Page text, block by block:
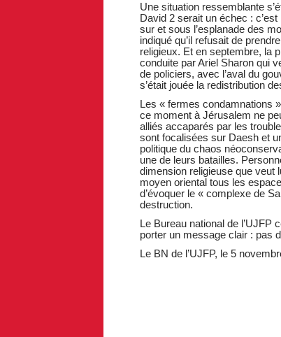
Une situation ressemblante
David 2 serait un échec :
sur et sous l’esplanade des
indiqué qu’il refusait de
religieux. Et en septembre, la
conduite par Ariel Sharon qui
de policiers, avec l’aval du
s’était jouée la redistribution
Les « fermes condamnations
ce moment à Jérusalem ne
alliés accaparés par les
sont focalisées sur Daesh et
politique du chaos
une de leurs batailles.
dimension religieuse que veut
moyen oriental tous les
d’évoquer le « complexe de
destruction.
Le Bureau national de l’UJFP
porter un message clair : pas
Le BN de l’UJFP, le 5